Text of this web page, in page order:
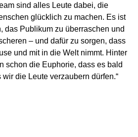
sind alles Leute dabei, die
glücklich zu machen. Es ist
das Publikum zu überraschen und
– und dafür zu sorgen, dass
und mit in die Welt nimmt. Hinter
schon die Euphorie, dass es bald
die Leute verzaubern dürfen.“